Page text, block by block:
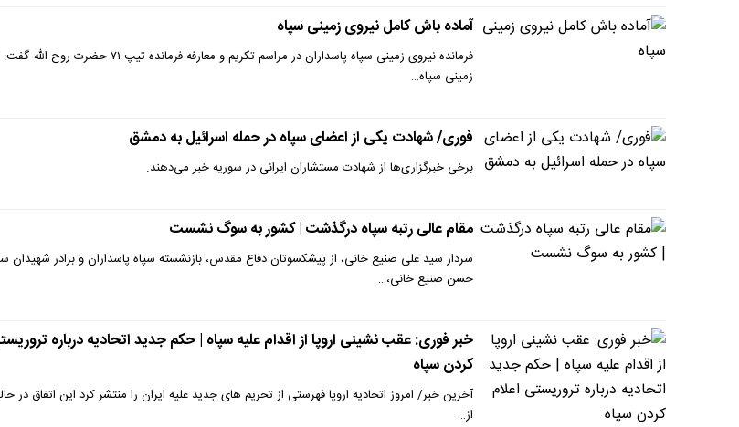
آماده باش کامل نیروی زمینی سپاه
فرمانده نیروی زمینی سپاه پاسداران در مراسم تکریم و معارفه
زمینی سپاه…
فوری/ شهادت یکی از اعضای سپاه در حمله اسرائیل به دمشق
برخی خبرگزاری‌ها از شهادت مستشاران ایرانی در سوریه خبر می‌دهند.
مقام عالی رتبه سپاه درگذشت | کشور به سوگ نشست
سردار سید علی صنیع خانی، از پیشکسوتان دفاع مقدس، بازنشسته سپاه پاسداران و برادر
حسن صنیع خانی،…
خبر فوری: عقب نشینی اروپا از اقدام علیه سپاه | حکم جدید اتحادیه درباره
کردن سپاه
آخرین خبر/ امروز اتحادیه اروپا فهرستی از تحریم های جدید علیه ایران را منتشر کرد این اتفاق در
از…